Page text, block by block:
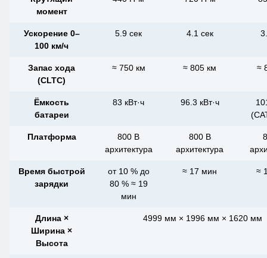
момент
Ускорение 0–
100 км/ч
5.9 сек 4.1 сек
Запас хода
(CLTC)
≈ 750 км ≈ 805 км ≈
Ёмкость
батареи
83 кВт·ч 96.3 кВт·ч
Платформа
800 В
архитектура
800 В
архитектура
Время быстрой
зарядки
от 10 % до
80 % ≈ 19
мин
≈ 17 мин ≈
Длина ×
Ширина ×
Высота
4999 мм × 1996 мм × 1620 мм